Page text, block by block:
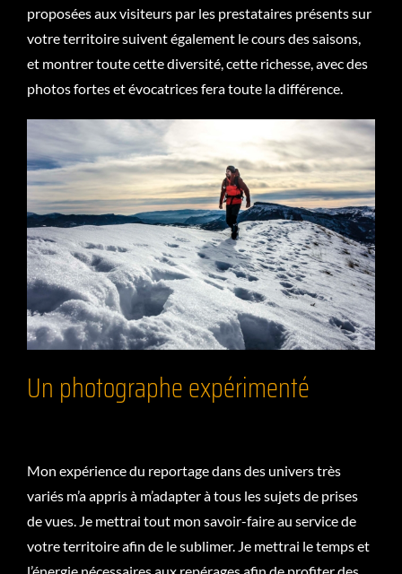
proposées aux visiteurs par les prestataires présents sur
votre territoire suivent également le cours des saisons,
et montrer toute cette diversité, cette richesse, avec des
photos fortes et évocatrices fera toute la différence.
Un photographe expérimenté
Mon expérience du reportage dans des univers très
variés m’a appris à m’adapter à tous les sujets de prises
de vues. Je mettrai tout mon savoir-faire au service de
votre territoire afin de le sublimer. Je mettrai le temps et